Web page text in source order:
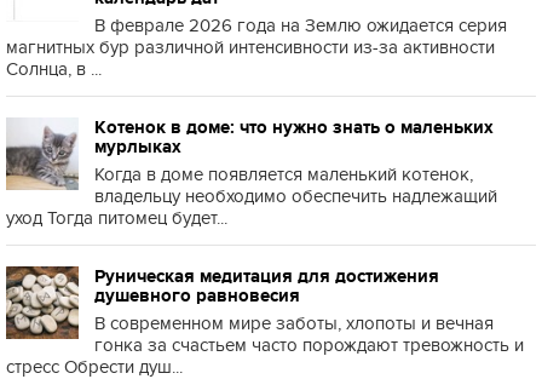
В феврале 2026 года на Землю ожидается серия
магнитных бур различной интенсивности из-за активности
Солнца, в ...
Котенок в доме: что нужно знать о маленьких
мурлыках
Когда в доме появляется маленький котенок,
владельцу необходимо обеспечить надлежащий
уход Тогда питомец будет...
Руническая медитация для достижения
душевного равновесия
В современном мире заботы, хлопоты и вечная
гонка за счастьем часто порождают тревожность и
стресс Обрести душ...